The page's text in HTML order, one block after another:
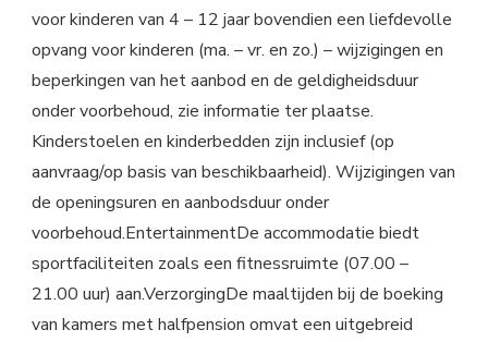
voor kinderen van 4 – 12 jaar bovendien een liefdevolle
opvang voor kinderen (ma. – vr. en zo.) – wijzigingen en
beperkingen van het aanbod en de geldigheidsduur
onder voorbehoud, zie informatie ter plaatse.
Kinderstoelen en kinderbedden zijn inclusief (op
aanvraag/op basis van beschikbaarheid). Wijzigingen van
de openingsuren en aanbodsduur onder
voorbehoud.EntertainmentDe accommodatie biedt
sportfaciliteiten zoals een fitnessruimte (07.00 –
21.00 uur) aan.VerzorgingDe maaltijden bij de boeking
van kamers met halfpension omvat een uitgebreid